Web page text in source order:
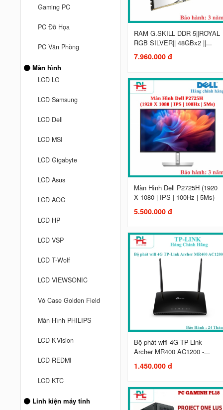
Gaming PC
PC Đồ Họa
PC Văn Phòng
Màn hình
LCD LG
LCD Samsung
LCD Dell
LCD MSI
LCD Gigabyte
LCD Asus
LCD AOC
LCD HP
LCD VSP
LCD T-Wolf
LCD VIEWSONIC
Vỏ Case Golden Field
Màn Hình PHILIPS
LCD K-Vision
LCD REDMI
LCD KTC
Linh kiện máy tính
RAM G.SKILL DDR 5||ROYAL
RGB SILVER|| 48GBx2 ||...
7.960.000 đ
Màn Hình Dell P2725H (1920
X 1080 | IPS | 100Hz | 5Ms)
5.500.000 đ
Bộ phát wifi 4G TP-Link
Archer MR400 AC1200 -...
1.450.000 đ